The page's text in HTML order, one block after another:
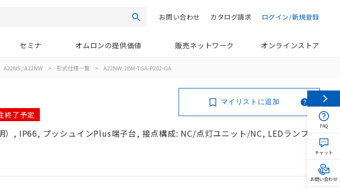
検索 ログイン/新規登録
カタログ請求
お問い合わせ
セミナ オムロンの提供価値 販売ネットワーク オンラインストア
A22NS / A22NW > 形式仕様一覧 > A22NW-2BM-TGA-P202-GA
終了予定
, IP66, プッシュインPlus端子台, 接点構成: NC/点灯ユニット/NC, LEDランプ色:
マイリストに追加
FAQ
チャット
お問い合わせ